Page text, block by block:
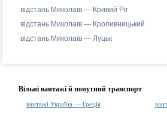
відстань Миколаїв — Кривий Ріг
відстань Миколаїв — Кропивницький
відстань Миколаїв — Луцьк
Вільні вантажі й попутний транспорт
вантажі Україна — Греція